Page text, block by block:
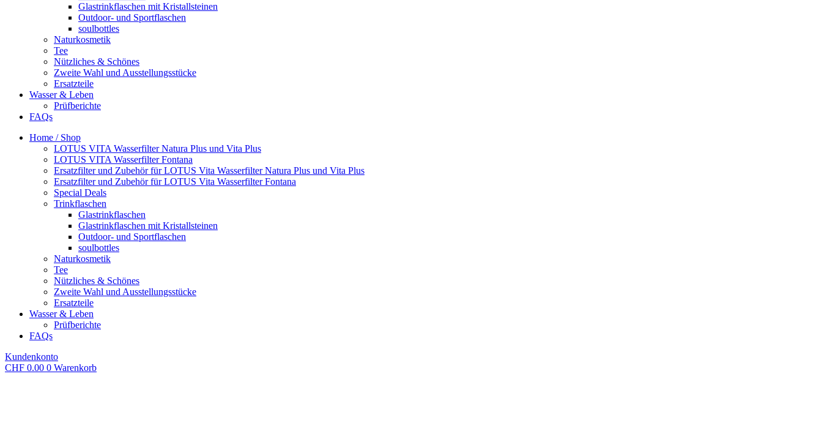
Glastrinkflaschen mit Kristallsteinen
Outdoor- und Sportflaschen
soulbottles
Naturkosmetik
Tee
Nützliches & Schönes
Zweite Wahl und Ausstellungsstücke
Ersatzteile
Wasser & Leben
Prüfberichte
FAQs
Home / Shop
LOTUS VITA Wasserfilter Natura Plus und Vita Plus
LOTUS VITA Wasserfilter Fontana
Ersatzfilter und Zubehör für LOTUS Vita Wasserfilter Natura Plus und Vita Plus
Ersatzfilter und Zubehör für LOTUS Vita Wasserfilter Fontana
Special Deals
Trinkflaschen
Glastrinkflaschen
Glastrinkflaschen mit Kristallsteinen
Outdoor- und Sportflaschen
soulbottles
Naturkosmetik
Tee
Nützliches & Schönes
Zweite Wahl und Ausstellungsstücke
Ersatzteile
Wasser & Leben
Prüfberichte
FAQs
Kundenkonto
CHF 0.00 0 Warenkorb